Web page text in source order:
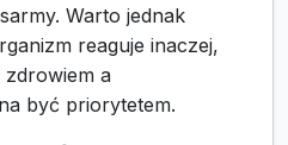
Warto jednak
reaguje inaczej,
a
być priorytetem.